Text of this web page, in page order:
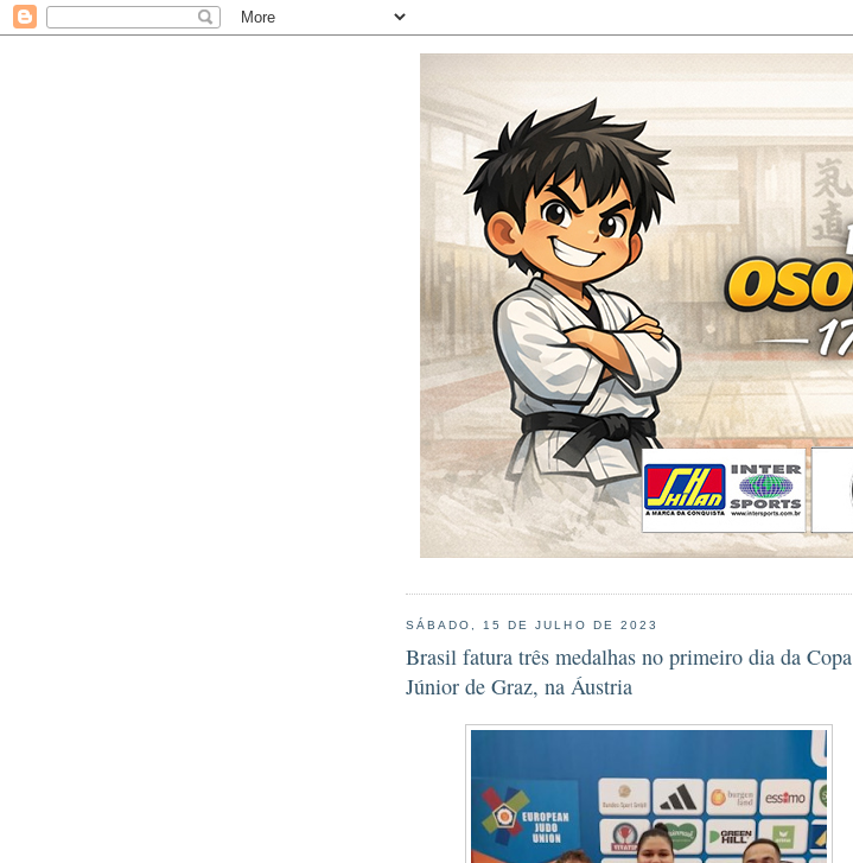
SÁBADO, 15 DE JULHO DE 2023
Brasil fatura três medalhas no primeiro dia da Copa
Júnior de Graz, na Áustria